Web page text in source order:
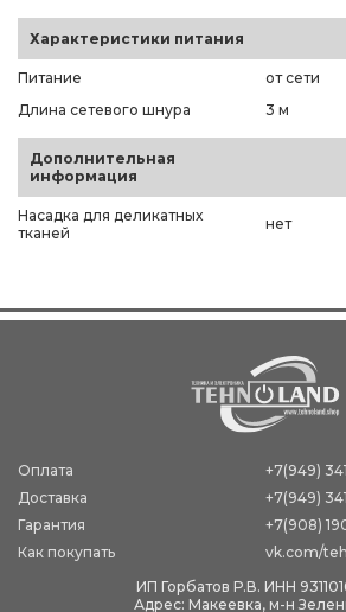
Характеристики питания
Питание
от сети
Длина сетевого шнура
3 м
Дополнительная
информация
Насадка для деликатных
тканей
нет
Оплата
Доставка
Гарантия
Как покупать
+7(949)
+7(949)
+7(908)
vk.com/
ИП Горбатов Р.В. ИНН
Адрес: Макеевка, м-н